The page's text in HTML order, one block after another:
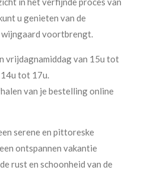
u genieten van de
wijngaard voortbrengt.
vrijdagnamiddag van 15u tot
14u tot 17u.
van je bestelling online
serene en pittoreske
ontspannen vakantie
rust en schoonheid van de